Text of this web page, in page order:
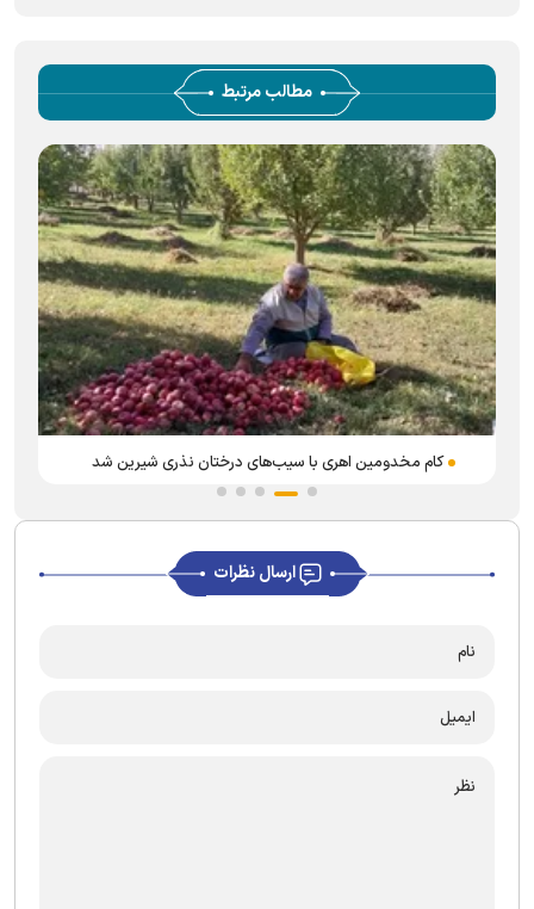
مطالب مرتبط
کام مخدومین اهری با سیب‌های درختان نذری شیرین شد
ارسال نظرات